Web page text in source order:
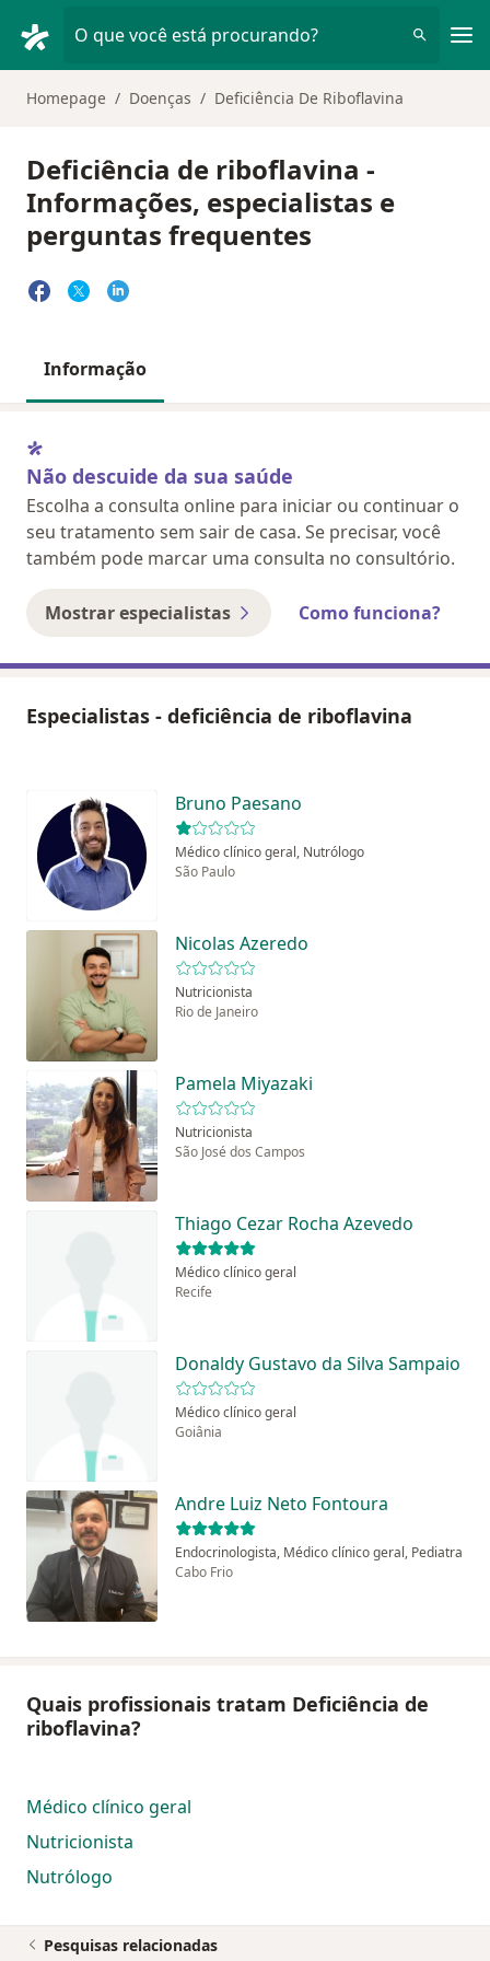
O que você está procurando?
Homepage Doenças Deficiência De Riboflavina
Deficiência de riboflavina -
Informações, especialistas e
perguntas frequentes
Informação
Não descuide da sua saúde
Escolha a consulta online para iniciar ou continuar o
seu tratamento sem sair de casa. Se precisar, você
também pode marcar uma consulta no consultório.
Mostrar especialistas Como funciona?
Especialistas - deficiência de riboflavina
Bruno Paesano
Médico clínico geral, Nutrólogo
São Paulo
Nicolas Azeredo
Nutricionista
Rio de Janeiro
Pamela Miyazaki
Nutricionista
São José dos Campos
Thiago Cezar Rocha Azevedo
Médico clínico geral
Recife
Donaldy Gustavo da Silva Sampaio
Médico clínico geral
Goiânia
Andre Luiz Neto Fontoura
Endocrinologista, Médico clínico geral, Pediatra
Cabo Frio
Quais profissionais tratam Deficiência de
riboflavina?
Médico clínico geral
Nutricionista
Nutrólogo
Pesquisas relacionadas